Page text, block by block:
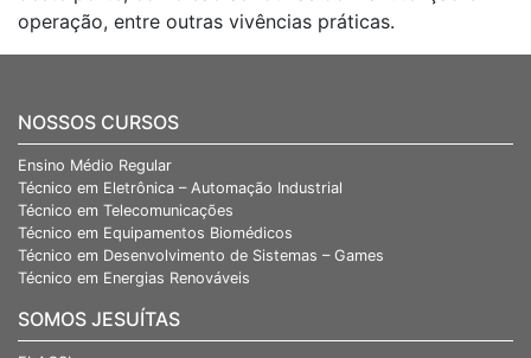
operação, entre outras vivências práticas.
NOSSOS CURSOS
Ensino Médio Regular
Técnico em Eletrônica – Automação Industrial
Técnico em Telecomunicações
Técnico em Equipamentos Biomédicos
Técnico em Desenvolvimento de Sistemas – Games
Técnico em Energias Renováveis
SOMOS JESUÍTAS